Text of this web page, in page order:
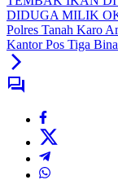
Polres Tanah Karo
Kantor Pos Tiga